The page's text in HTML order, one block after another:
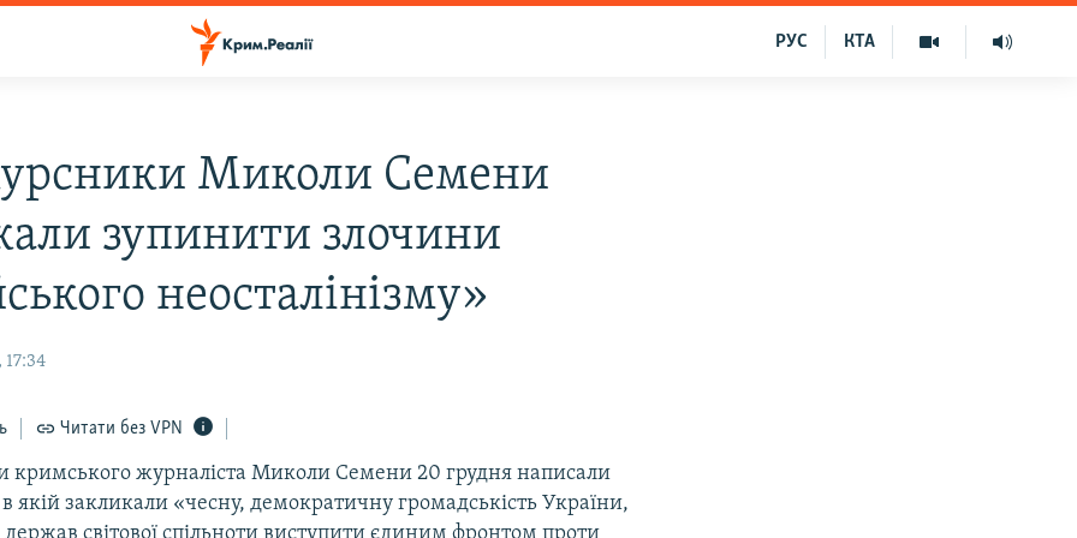
КТА
РУС
Миколи Семени
зупинити злочини
неосталінізму»
17:34
Читати без VPN
кримського журналіста Миколи Семени 20 грудня написали
в якій закликали «чесну, демократичну громадськість України,